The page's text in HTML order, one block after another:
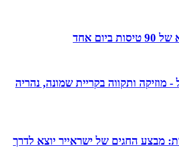
אחד
מוזיקה ותקווה בקריית שמונה, נהריה
מבצע החגים של ישראייר יוצא לדרך